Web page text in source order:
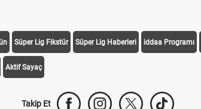
Süper Lig Fikstür Süper Lig Haberleri iddaa Programı
Aktif Sayaç
Takip Et